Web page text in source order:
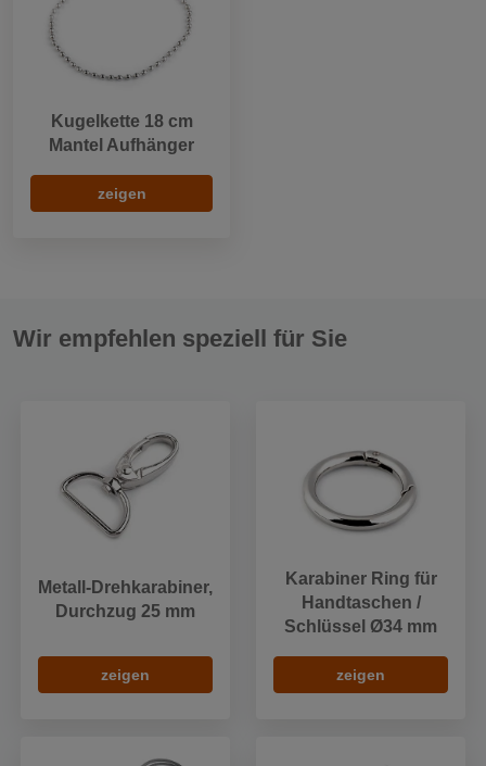
Kugelkette 18 cm
Mantel Aufhänger
zeigen
Wir empfehlen speziell für Sie
Metall-Drehkarabiner,
Durchzug 25 mm
zeigen
Karabiner Ring für
Handtaschen /
Schlüssel Ø34 mm
zeigen